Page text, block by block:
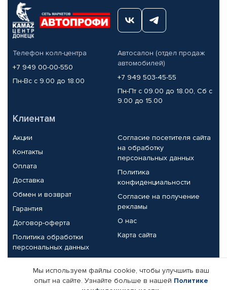
Телефон колл-центра
+7 949 00-00-550
Пн-Вс с 9.00 до 18.00
Автосалон (отдел продаж
автомобилей)
+7 949 503-45-55
Пн-Пт с 09.00 до 18.00, Сб с
9.00 до 15.00
Клиентам
Акции
Контакты
Оплата
Доставка
Обмен и возврат
Гарантия
Договор-оферта
Политика обработки
персональных данных
Согласие посетителя сайта
на обработку
персональных данных
Политика
конфиденциальности
Согласие на получение
рекламы
О нас
Карта сайта
Партнерам
Мы используем файлы cookie, чтобы улучшить ваш
опыт на сайте. Узнайте больше в нашей Политике